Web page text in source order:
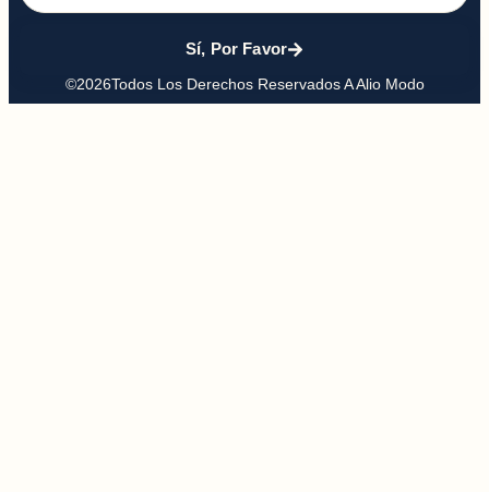
Sí, Por Favor
©2026Todos Los Derechos Reservados A Alio Modo